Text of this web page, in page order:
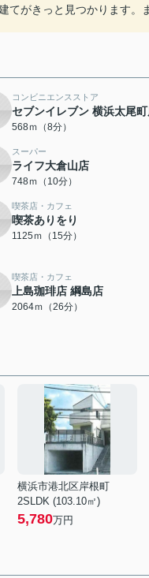
がきっと見つかります。
コンビニエンスストア
セブンイレブン 横浜太尾
568ｍ（8分）
スーパー
ライフ大倉山店
748ｍ（10分）
喫茶店・カフェ
喫茶ありをり
1125ｍ（15分）
喫茶店・カフェ
上島珈琲店 綱島店
2064ｍ（26分）
横浜市港北区岸根町
2SLDK (103.10㎡)
5,780万円